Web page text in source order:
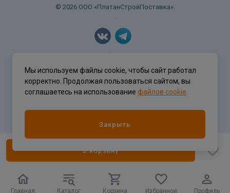
Главная Каталог Корзина Избранное Профиль
В корзину
© 2026 ООО «ПлатанСтройПоставка».
.
Политика конфиденциальности
Мы используем файлы cookie, чтобы сайт работал
корректно. Продолжая пользоваться сайтом, вы
соглашаетесь на использование файлов cookie
Закрыть